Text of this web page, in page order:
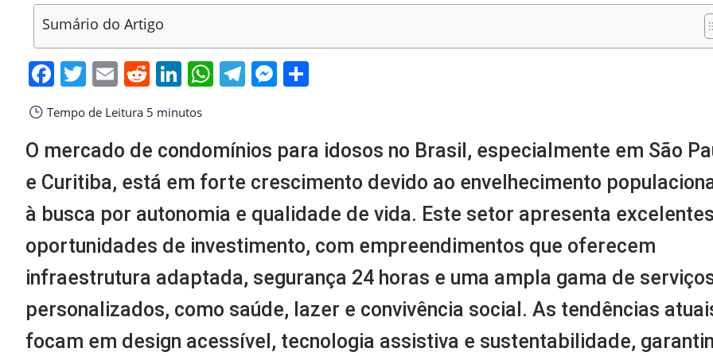
Sumário do Artigo
Facebook
Twitter
EmailReddit
LinkedIn
WhatsApp
Telegram
Messenger
Tempo de Leitura 5 minutos
O mercado de condomínios para idosos no Brasil, especialmente em São
e Curitiba, está em forte crescimento devido ao envelhecimento
à busca por autonomia e qualidade de vida. Este setor apresenta excelentes
oportunidades de investimento, com empreendimentos que oferecem
infraestrutura adaptada, segurança 24 horas e uma ampla gama de
personalizados, como saúde, lazer e convivência social. As tendências
focam em design acessível, tecnologia assistiva e sustentabilidade,